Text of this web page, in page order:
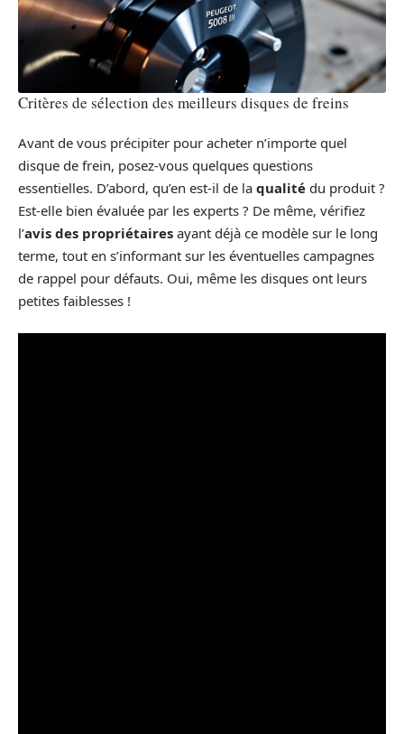
Critères de sélection des meilleurs disques de freins
Avant de vous précipiter pour acheter n’importe quel
disque de frein, posez-vous quelques questions
essentielles. D’abord, qu’en est-il de la qualité du produit ?
Est-elle bien évaluée par les experts ? De même, vérifiez
l’avis des propriétaires ayant déjà ce modèle sur le long
terme, tout en s’informant sur les éventuelles campagnes
de rappel pour défauts. Oui, même les disques ont leurs
petites faiblesses !